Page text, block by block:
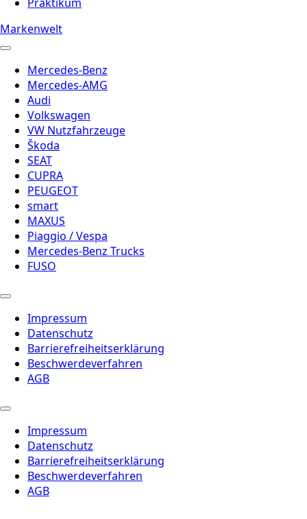
Markenwelt
Mercedes-Benz
Mercedes-AMG
Audi
Volkswagen
VW Nutzfahrzeuge
Škoda
SEAT
CUPRA
PEUGEOT
smart
MAXUS
Piaggio / Vespa
Mercedes-Benz Trucks
FUSO
Impressum
Datenschutz
Barrierefreiheitserklärung
Beschwerdeverfahren
AGB
Impressum
Datenschutz
Barrierefreiheitserklärung
Beschwerdeverfahren
AGB